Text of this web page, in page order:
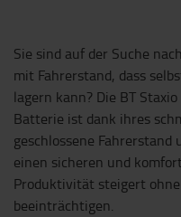
Sie sind auf der Suche
mit Fahrerstand, dass
lagern kann? Die BT
Batterie ist dank ihres
geschlossene Fahrerstand
einen sicheren und
Produktivität steigert
beeinträchtigen.